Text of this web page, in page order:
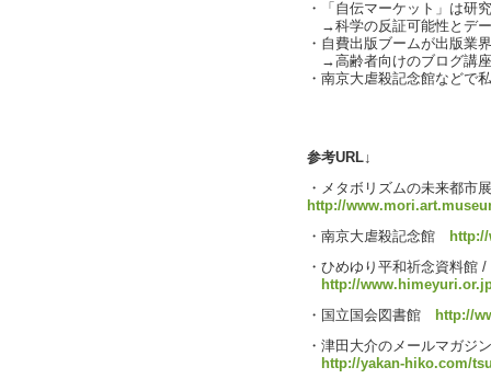
・「自伝マーケット」は研
→科学の反証可能性とデ
・自費出版ブームが出版業
→高齢者向けのブログ講
・南京大虐殺記念館などで
参考URL↓
・メタボリズムの未来都市
http://
・南京大虐殺記念館
・ひめゆり平和祈念資料館
http://
・国立国会図書館
http://
・津田大介のメールマガジ
http://yakan-hiko.com/